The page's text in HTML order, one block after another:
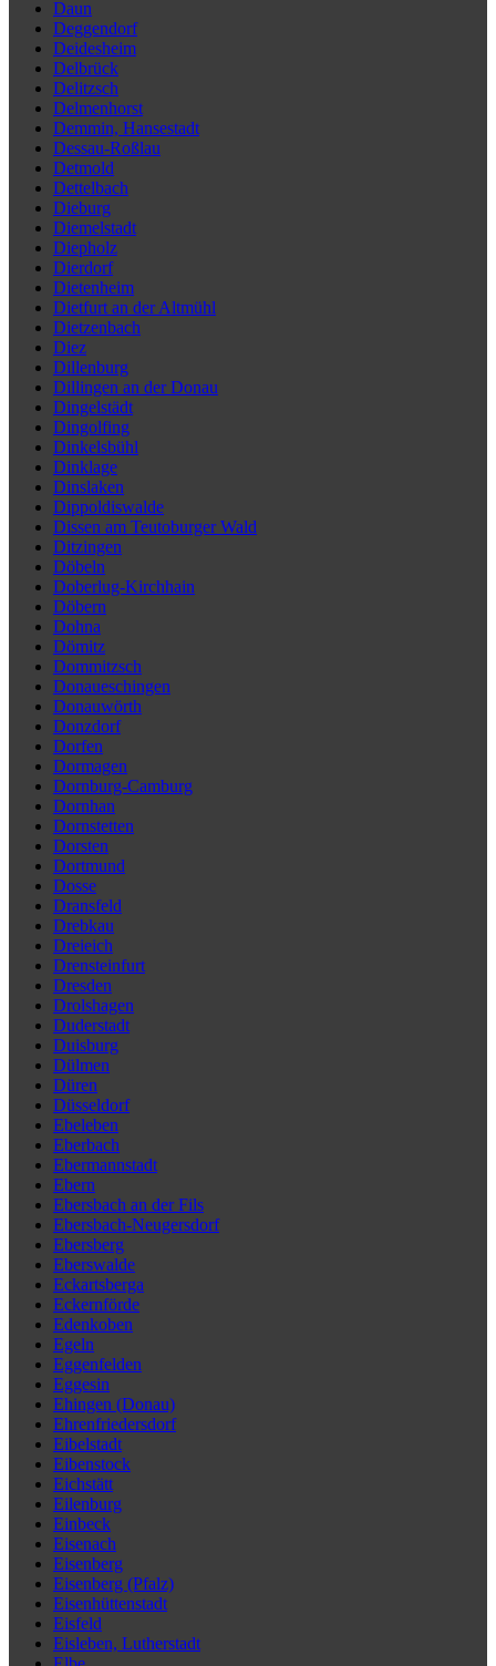
Daun
Deggendorf
Deidesheim
Delbrück
Delitzsch
Delmenhorst
Demmin, Hansestadt
Dessau-Roßlau
Detmold
Dettelbach
Dieburg
Diemelstadt
Diepholz
Dierdorf
Dietenheim
Dietfurt an der Altmühl
Dietzenbach
Diez
Dillenburg
Dillingen an der Donau
Dingelstädt
Dingolfing
Dinkelsbühl
Dinklage
Dinslaken
Dippoldiswalde
Dissen am Teutoburger Wald
Ditzingen
Döbeln
Doberlug-Kirchhain
Döbern
Dohna
Dömitz
Dommitzsch
Donaueschingen
Donauwörth
Donzdorf
Dorfen
Dormagen
Dornburg-Camburg
Dornhan
Dornstetten
Dorsten
Dortmund
Dosse
Dransfeld
Drebkau
Dreieich
Drensteinfurt
Dresden
Drolshagen
Duderstadt
Duisburg
Dülmen
Düren
Düsseldorf
Ebeleben
Eberbach
Ebermannstadt
Ebern
Ebersbach an der Fils
Ebersbach-Neugersdorf
Ebersberg
Eberswalde
Eckartsberga
Eckernförde
Edenkoben
Egeln
Eggenfelden
Eggesin
Ehingen (Donau)
Ehrenfriedersdorf
Eibelstadt
Eibenstock
Eichstätt
Eilenburg
Einbeck
Eisenach
Eisenberg
Eisenberg (Pfalz)
Eisenhüttenstadt
Eisfeld
Eisleben, Lutherstadt